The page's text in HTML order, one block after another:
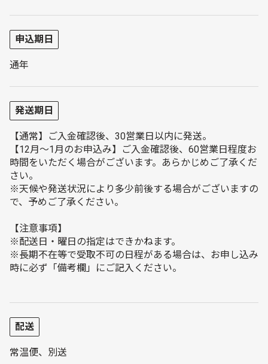
申込期日
通年
発送期日
【通常】ご入金確認後、30営業日以内に発送。
【12月～1月のお申込み】ご入金確認後、60営業日程度お
時間をいただく場合がございます。あらかじめご了承くだ
さい。
※天候や発送状況により多少前後する場合がございますの
で、予めご了承ください。
【注意事項】
※配送日・曜日の指定はできかねます。
※長期不在等で受取不可の日程がある場合は、お申し込み
時に必ず「備考欄」にご記入ください。
配送
常温便、別送